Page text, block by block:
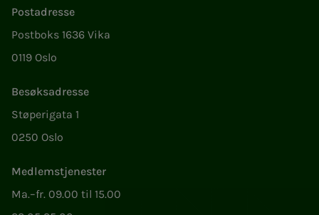
Postadresse
Postboks 1636 Vika
0119 Oslo
Besøksadresse
Støperigata 1
0250 Oslo
Medlemstjenester
Ma.–fr. 09.00 til 15.00